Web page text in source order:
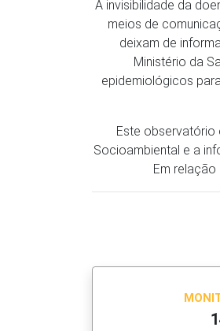
A invisibilidade da
meios de
deixam de
Ministério da
epidemiológicos
Este observatório
Socioambiental e a
Em